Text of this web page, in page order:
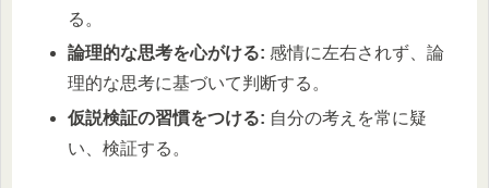
る。
論理的な思考を心がける: 感情に左右されず、論
理的な思考に基づいて判断する。
仮説検証の習慣をつける: 自分の考えを常に疑
い、検証する。